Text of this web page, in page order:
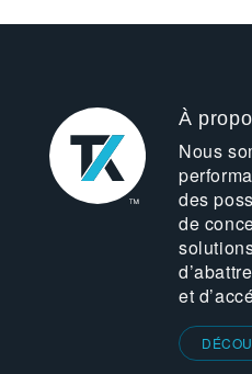
À
Nous
des
de
et